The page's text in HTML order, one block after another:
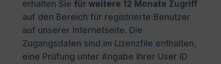
erhalten Sie für weitere 12 Monate Zugriff
auf den Bereich für registrierte Benutzer
auf unserer Internetseite. Die
Zugangsdaten sind im Lizenzfile enthalten,
eine Prüfung unter Angabe Ihrer User ID